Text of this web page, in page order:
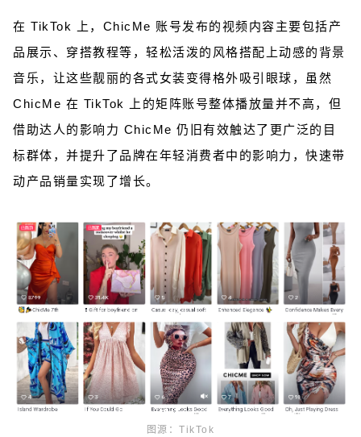
在 TikTok 上，ChicMe 账号发布的视频内容主要包括产
品展示、穿搭教程等，轻松活泼的风格搭配上动感的背景
音乐，让这些靓丽的各式女装变得格外吸引眼球，虽然
ChicMe 在 TikTok 上的矩阵账号整体播放量并不高，但
借助达人的影响力 ChicMe 仍旧有效触达了更广泛的目
标群体，并提升了品牌在年轻消费者中的影响力，快速带
动产品销量实现了增长。
图源：TikTok